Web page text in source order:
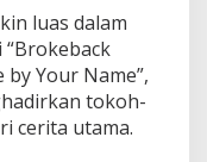
luas dalam
by Your Name”,
tokoh-
cerita utama.